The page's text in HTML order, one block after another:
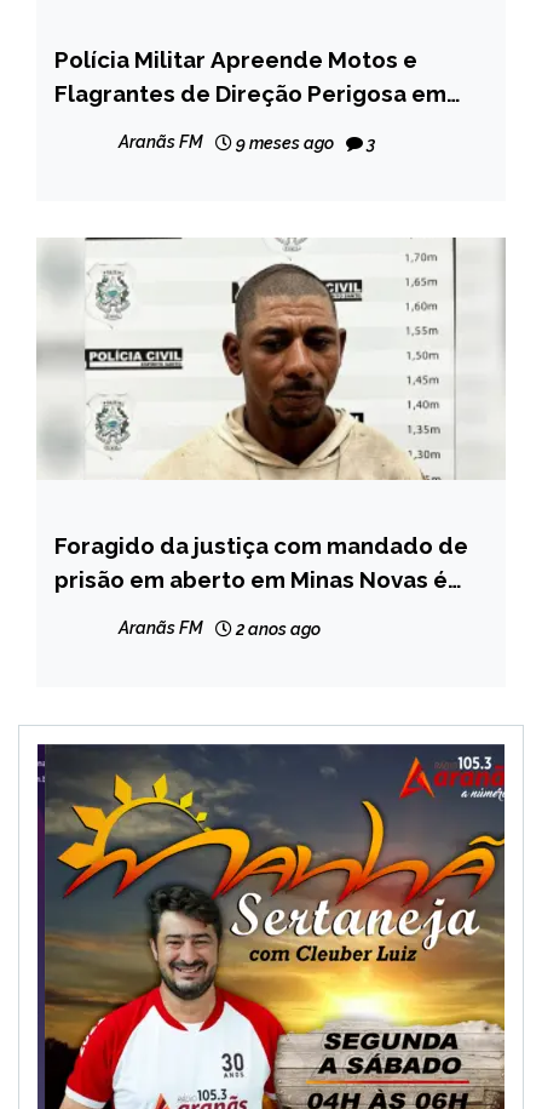
MINAS
GERAIS
NOTÍCIAS
Polícia Militar Apreende Motos e
Flagrantes de Direção Perigosa em
Aranãs FM 9 meses ago 3
MINAS
GERAIS
NOTÍCIAS
Foragido da justiça com mandado de
prisão em aberto em Minas Novas é
Aranãs FM 2 anos ago